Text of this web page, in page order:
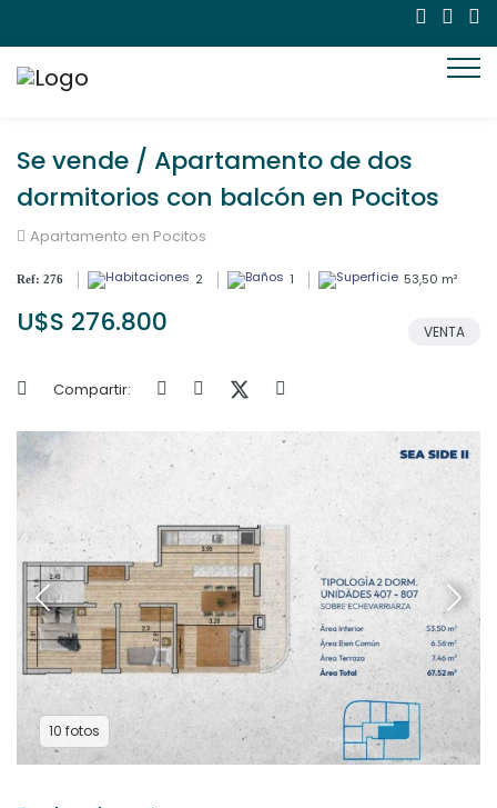
Se vende / Apartamento de dos
dormitorios con balcón en Pocitos
Apartamento en Pocitos
Ref: 276 2 1 53,50 m²
U$S 276.800 VENTA
Compartir:
10 fotos